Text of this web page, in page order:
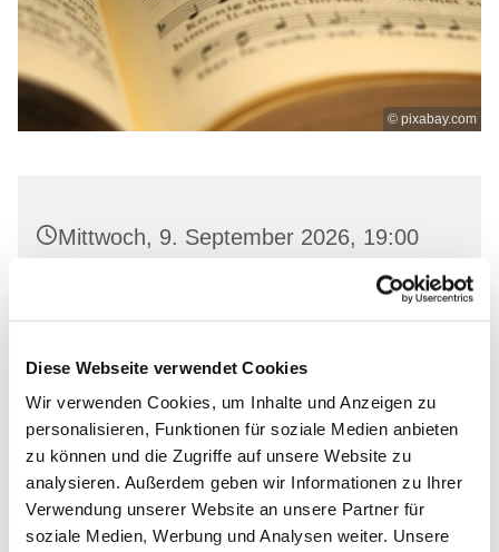
Diese Webseite verwendet Cookies
Wir verwenden Cookies, um Inhalte und Anzeigen zu
personalisieren, Funktionen für soziale Medien anbieten
zu können und die Zugriffe auf unsere Website zu
analysieren. Außerdem geben wir Informationen zu Ihrer
Verwendung unserer Website an unsere Partner für
soziale Medien, Werbung und Analysen weiter. Unsere
© pixabay.com
Mittwoch, 9. September 2026, 19:00
54, 16259 Bad Freienwalde